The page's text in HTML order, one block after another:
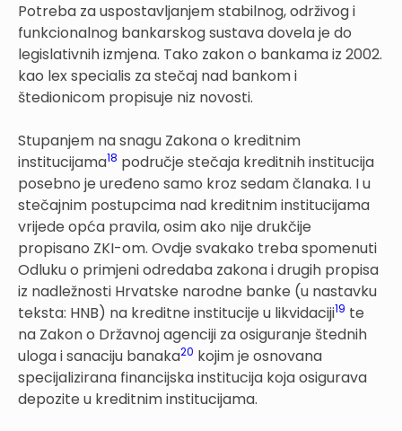
Potreba za uspostavljanjem stabilnog, održivog i
funkcionalnog bankarskog sustava dovela je do
legislativnih izmjena. Tako zakon o bankama iz 2002.
kao lex specialis za stečaj nad bankom i
štedionicom propisuje niz novosti.
Stupanjem na snagu Zakona o kreditnim
institucijama18 područje stečaja kreditnih institucija
posebno je uređeno samo kroz sedam članaka. I u
stečajnim postupcima nad kreditnim institucijama
vrijede opća pravila, osim ako nije drukčije
propisano ZKI-om. Ovdje svakako treba spomenuti
Odluku o primjeni odredaba zakona i drugih propisa
iz nadležnosti Hrvatske narodne banke (u nastavku
teksta: HNB) na kreditne institucije u likvidaciji19 te
na Zakon o Državnoj agenciji za osiguranje štednih
uloga i sanaciju banaka20 kojim je osnovana
specijalizirana financijska institucija koja osigurava
depozite u kreditnim institucijama.